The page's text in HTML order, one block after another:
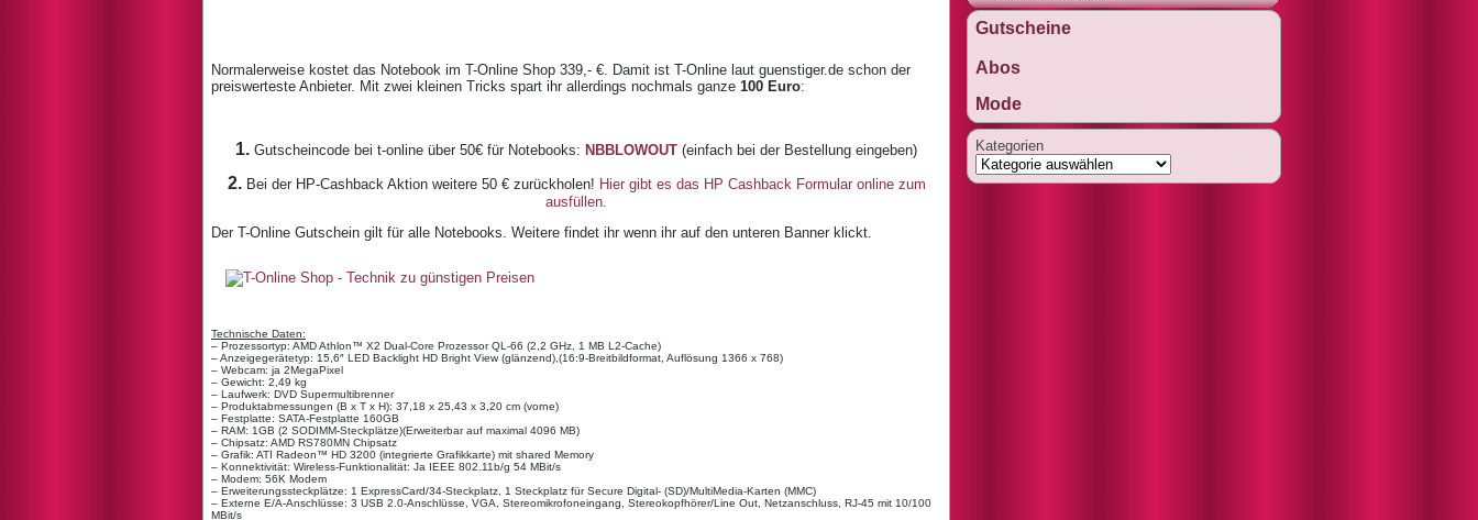
Normalerweise kostet das Notebook im T-Online Shop 339,- €. Damit ist T-Online laut guenstiger.de schon der
preiswerteste Anbieter. Mit zwei kleinen Tricks spart ihr allerdings nochmals ganze 100 Euro:
1. Gutscheincode bei t-online über 50€ für Notebooks: NBBLOWOUT (einfach bei der Bestellung eingeben)
2.Bei der HP-Cashback Aktion weitere 50 € zurückholen! Hier gibt es das HP Cashback Formular online zum
ausfüllen.
Der T-Online Gutschein gilt für alle Notebooks. Weitere findet ihr wenn ihr auf den unteren Banner klickt.
Technische Daten:
– Prozessortyp: AMD Athlon™ X2 Dual-Core Prozessor QL-66 (2,2 GHz, 1 MB L2-Cache)
– Anzeigegerätetyp: 15,6″ LED Backlight HD Bright View (glänzend),(16:9-Breitbildformat, Auflösung 1366 x 768)
– Webcam: ja 2MegaPixel
– Gewicht: 2,49 kg
– Laufwerk: DVD Supermultibrenner
– Produktabmessungen (B x T x H): 37,18 x 25,43 x 3,20 cm (vorne)
– Festplatte: SATA-Festplatte 160GB
– RAM: 1GB (2 SODIMM-Steckplätze)(Erweiterbar auf maximal 4096 MB)
– Chipsatz: AMD RS780MN Chipsatz
– Grafik: ATI Radeon™ HD 3200 (integrierte Grafikkarte) mit shared Memory
– Konnektivität: Wireless-Funktionalität: Ja IEEE 802.11b/g 54 MBit/s
– Modem: 56K Modem
– Erweiterungssteckplätze: 1 ExpressCard/34-Steckplatz, 1 Steckplatz für Secure Digital- (SD)/MultiMedia-Karten (MMC)
– Externe E/A-Anschlüsse: 3 USB 2.0-Anschlüsse, VGA, Stereomikrofoneingang, Stereokopfhörer/Line Out, Netzanschluss, RJ-45 mit 10/100
MBit/s
Gutscheine
Abos
Mode
Kategorien